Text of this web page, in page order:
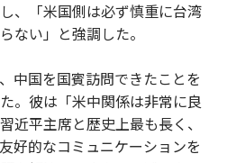
、「米国側は必ず慎重に台湾
ない」と強調した。
中国を国賓訪問できたことを
。彼は「米中関係は非常に良
近平主席と歴史上最も長く、
好的なコミュニケーションを